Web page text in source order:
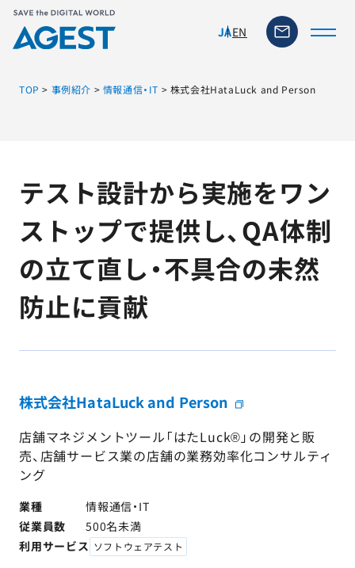
JAEN
ソリューション・サービス
脆弱性リスク管理ツール
TFACT (AIテストツール)
ニュース
AGESTの強み
セミナー・イベント
事例紹介
品質コラム
会社情報
TOP > 事例紹介 > 情報通信・IT > 株式会社HataLuck and Person
テスト設計から実施をワン
ストップで提供し、QA体制
の立て直し・不具合の未然
防止に貢献
株式会社HataLuck and Person
店舗マネジメントツール「はたLuck®」の開発と販
売、店舗サービス業の店舗の業務効率化コンサルティ
ング
業種
情報通信・IT
従業員数
500名未満
利用サービス ソフトウェアテスト